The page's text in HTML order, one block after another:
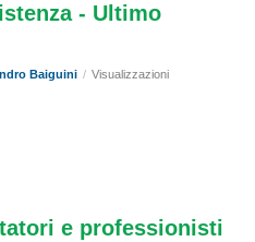
- Ultimo
Baiguini / Visualizzazioni
e professionisti